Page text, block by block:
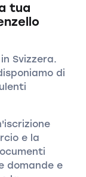
tua
Svizzera.
di
e la
domande e